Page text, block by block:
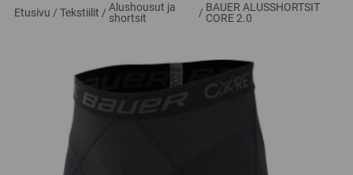
Etusivu / Tekstiilit / Alushousut ja
shortsit
/ BAUER ALUSSHORTSIT
CORE 2.0